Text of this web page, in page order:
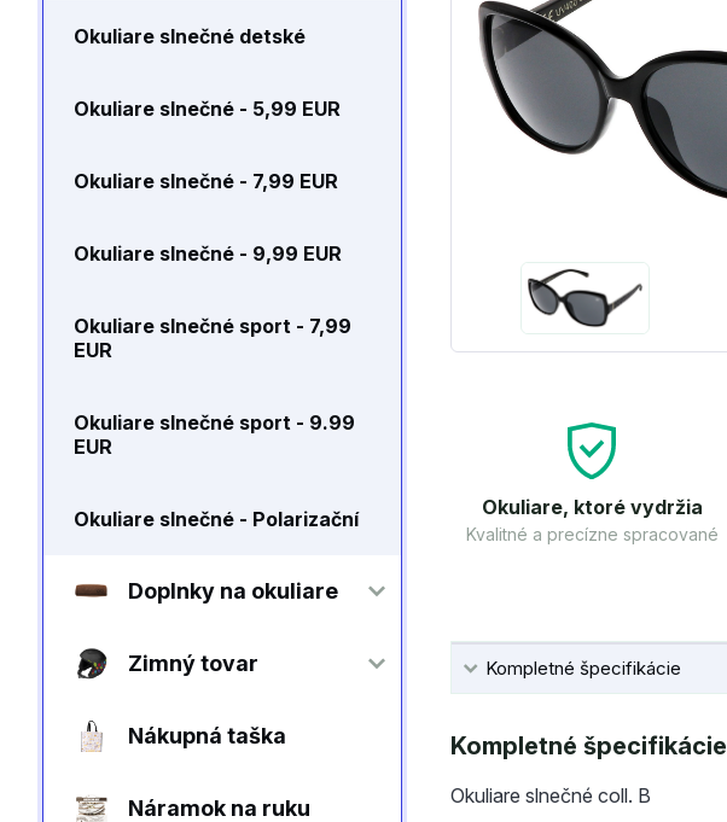
Okuliare slnečné detské
Okuliare slnečné - 5,99 EUR
Okuliare slnečné - 7,99 EUR
Okuliare slnečné - 9,99 EUR
Okuliare slnečné sport - 7,99
EUR
Okuliare slnečné sport - 9.99
EUR
Okuliare slnečné - Polarizační
Doplnky na okuliare
Zimný tovar
Nákupná taška
Náramok na ruku
Okuliare, ktoré vydržia
Kvalitné a precízne spracované
Kompletné špecifikácie
Kompletné špecifikácie
Okuliare slnečné coll. B